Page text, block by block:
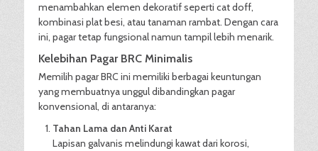
menambahkan elemen dekoratif seperti cat doff,
kombinasi plat besi, atau tanaman rambat. Dengan cara
ini, pagar tetap fungsional namun tampil lebih menarik.
Kelebihan Pagar BRC Minimalis
Memilih pagar BRC ini memiliki berbagai keuntungan
yang membuatnya unggul dibandingkan pagar
konvensional, di antaranya:
Tahan Lama dan Anti Karat
Lapisan galvanis melindungi kawat dari korosi,